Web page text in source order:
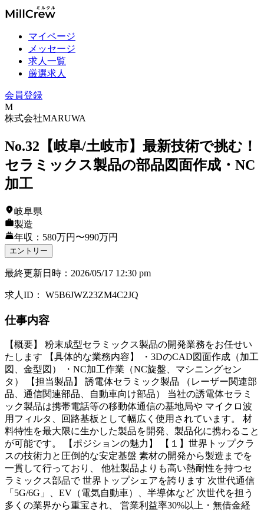
マイページ
メッセージ
求人一覧
厳選求人
会員登録
M
株式会社MARUWA
No.32【岐阜/土岐市】最新技術で挑む！
セラミックス製品の部品図面作成・NC
加工
岐阜県
製造
年収：580万円〜990万円
エントリー
最終更新日時 ： 2026/05/17 12:30 pm
求人ID ： W5B6JWZ23ZM4C2JQ
仕事内容
【概要】 粉末成型セラミックス製品の開発業務をお任せい
たします 【具体的な業務内容】 ・3DのCAD図面作成（加工
図、金型図） ・NC加工作業（NC旋盤、マシニングセン
タ） 【担当製品】 誘電体セラミック製品 （レーザー関連部
品、通信関連部品、自動車向け部品） 当社の誘電体セラミ
ック製品は携帯電話等の移動体通信の基地局や マイクロ波
用フィルタ、回路基板として幅広く使用されています。 材
料特性を最大限に生かした製品を開発、製品化に携わること
が可能です。 【ポジションの魅力】 【１】世界トップクラ
スの技術力と圧倒的な安定基盤 素材の開発から製造までを
一貫して行っており、 他社製品よりも高い熱耐性を持つセ
ラミックス部品で 世界トップシェアを誇ります 次世代通信
「5G/6G」、EV（電気自動車）、半導体など 次世代を担う
多くの業界から重宝され、 営業利益率30%以上・無借金経